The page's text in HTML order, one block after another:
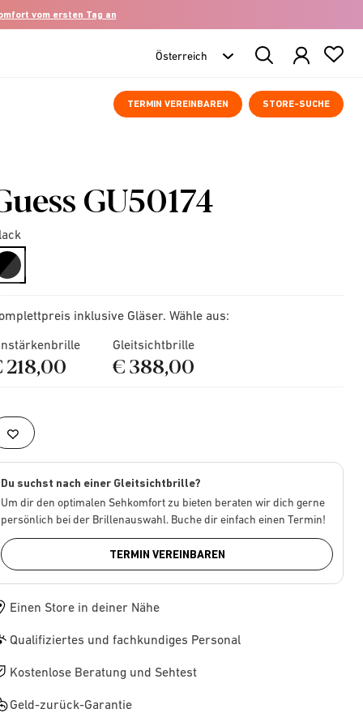
vom ersten Tag an
Search
Products
TERMIN VEREINBAREN STORE-SUCHE
GU50174
selected
inklusive Gläser. Wähle aus:
218,00
Gleitsichtbrille
€ 388,00
Du suchst nach einer Gleitsichtbrille?
Um dir den optimalen Sehkomfort zu bieten beraten wir dich gerne
persönlich bei der Brillenauswahl. Buche dir einfach einen Termin!
TERMIN VEREINBAREN
Einen Store in deiner Nähe
Qualifiziertes und fachkundiges Personal
Kostenlose Beratung und Sehtest
Geld-zurück-Garantie